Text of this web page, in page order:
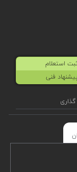
استعلام
پیشنهاد فنی